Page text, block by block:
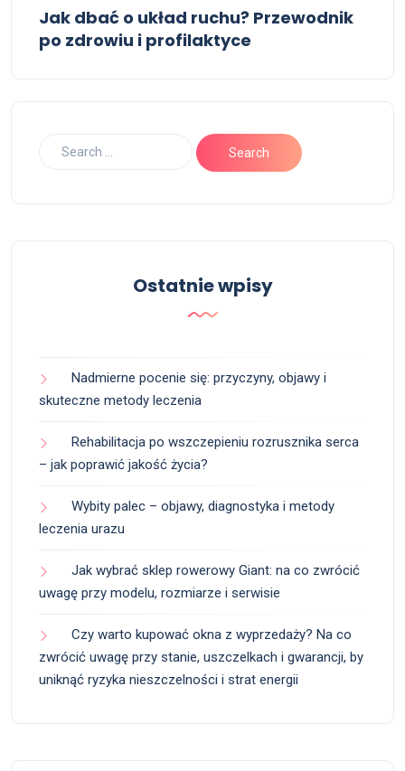
Jak dbać o układ ruchu? Przewodnik
po zdrowiu i profilaktyce
Ostatnie wpisy
Nadmierne pocenie się: przyczyny, objawy i
skuteczne metody leczenia
Rehabilitacja po wszczepieniu rozrusznika serca
– jak poprawić jakość życia?
Wybity palec – objawy, diagnostyka i metody
leczenia urazu
Jak wybrać sklep rowerowy Giant: na co zwrócić
uwagę przy modelu, rozmiarze i serwisie
Czy warto kupować okna z wyprzedaży? Na co
zwrócić uwagę przy stanie, uszczelkach i gwarancji, by
uniknąć ryzyka nieszczelności i strat energii